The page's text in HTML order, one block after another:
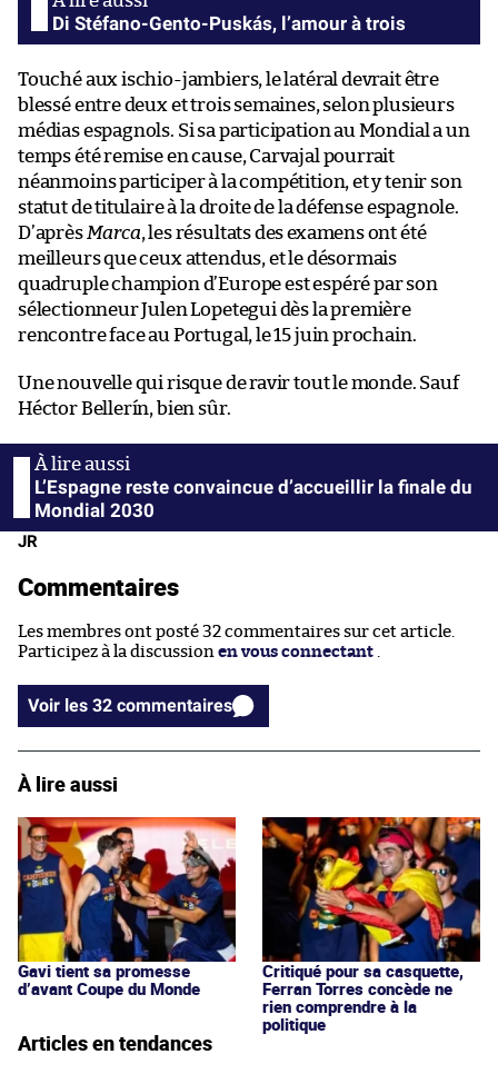
Di Stéfano-Gento-Puskás, l’amour à trois
Touché aux ischio-jambiers, le latéral devrait être
blessé entre deux et trois semaines, selon plusieurs
médias espagnols. Si sa participation au Mondial a un
temps été remise en cause, Carvajal pourrait
néanmoins participer à la compétition, et y tenir son
statut de titulaire à la droite de la défense espagnole.
D’après Marca, les résultats des examens ont été
meilleurs que ceux attendus, et le désormais
quadruple champion d’Europe est espéré par son
sélectionneur Julen Lopetegui dès la première
rencontre face au Portugal, le 15 juin prochain.
Une nouvelle qui risque de ravir tout le monde. Sauf
Héctor Bellerín, bien sûr.
L’Espagne reste convaincue d’accueillir la finale du
Mondial 2030
JR
Commentaires
Les membres ont posté 32 commentaires sur cet article.
Participez à la discussion en vous connectant
Voir les 32 commentaires
À lire aussi
Gavi tient sa promesse
d’avant Coupe du Monde
Critiqué pour sa casquette,
Ferran Torres concède ne
rien comprendre à la
politique
Articles en tendances